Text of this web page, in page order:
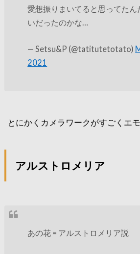
愛想振りまいてると思ってたん
いだったのかな…
— Setsu&P (@tatitutetotato)
2021
とにかくカメラワークがすごくエモ
アルストロメリア
あの花 = アルストロメリア説